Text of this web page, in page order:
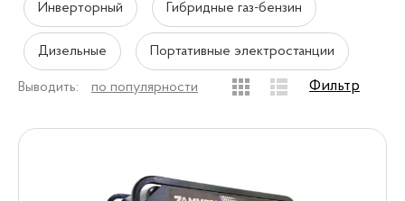
Инверторный Гибридные газ-бензин
Дизельные Портативные электростанции
Выводить: по популярности Фильтр